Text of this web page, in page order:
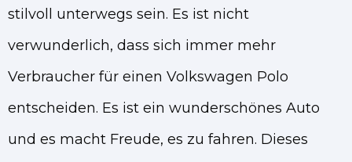
stilvoll unterwegs sein. Es ist nicht
verwunderlich, dass sich immer mehr
Verbraucher für einen Volkswagen Polo
entscheiden. Es ist ein wunderschönes Auto
und es macht Freude, es zu fahren. Dieses